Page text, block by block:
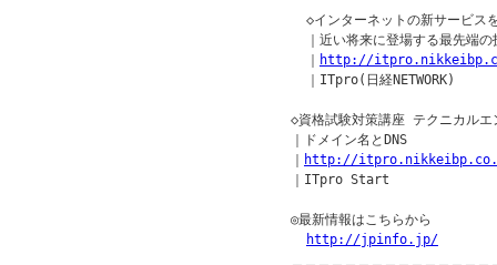
◇インターネットの新サービス
｜近い将来に登場する最先端の
http://
  ｜ITpro(日経NETWORK)
◇資格試験対策講座 テクニカル
｜ドメイン名とDNS
http://
｜ITpro Start
◎最新情報はこちらから
http://jpinfo.jp/